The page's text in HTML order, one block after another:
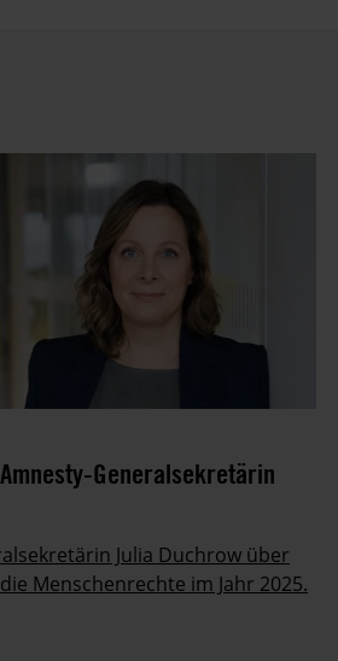
Generalsekretärin
Julia Duchrow über
Menschenrechte im Jahr 2025.